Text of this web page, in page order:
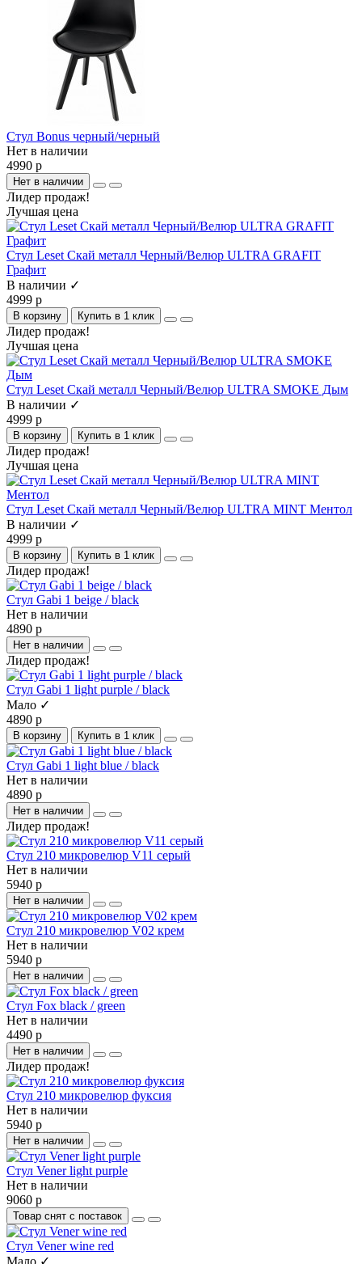
Стул Bonus черный/черный
Нет в наличии
4990 р
Нет в наличии
Лидер продаж!
Лучшая цена
Стул Leset Скай металл Черный/Велюр ULTRA GRAFIT
Графит
В наличии ✓
4999 р
В корзину Купить в 1 клик
Лидер продаж!
Лучшая цена
Стул Leset Скай металл Черный/Велюр ULTRA SMOKE Дым
В наличии ✓
4999 р
В корзину Купить в 1 клик
Лидер продаж!
Лучшая цена
Стул Leset Скай металл Черный/Велюр ULTRA MINT Ментол
В наличии ✓
4999 р
В корзину Купить в 1 клик
Лидер продаж!
Стул Gabi 1 beige / black
Нет в наличии
4890 р
Нет в наличии
Лидер продаж!
Стул Gabi 1 light purple / black
Мало ✓
4890 р
В корзину Купить в 1 клик
Стул Gabi 1 light blue / black
Нет в наличии
4890 р
Нет в наличии
Лидер продаж!
Стул 210 микровелюр V11 серый
Нет в наличии
5940 р
Нет в наличии
Стул 210 микровелюр V02 крем
Нет в наличии
5940 р
Нет в наличии
Стул Fox black / green
Нет в наличии
4490 р
Нет в наличии
Лидер продаж!
Стул 210 микровелюр фуксия
Нет в наличии
5940 р
Нет в наличии
Стул Vener light purple
Нет в наличии
9060 р
Товар снят с поставок
Стул Vener wine red
Мало ✓